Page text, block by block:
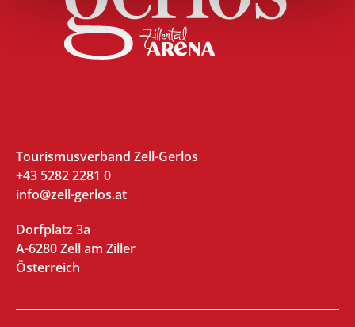
Tourismusverband Zell-Gerlos
+43 5282 2281 0
info@zell-gerlos.at
Dorfplatz 3a
A-6280 Zell am Ziller
Österreich